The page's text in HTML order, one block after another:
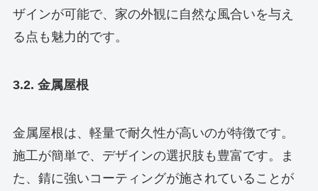
ザインが可能で、家の外観に自然な風合いを与え
る点も魅力的です。
3.2. 金属屋根
金属屋根は、軽量で耐久性が高いのが特徴です。
施工が簡単で、デザインの選択肢も豊富です。ま
た、錆に強いコーティングが施されていることが